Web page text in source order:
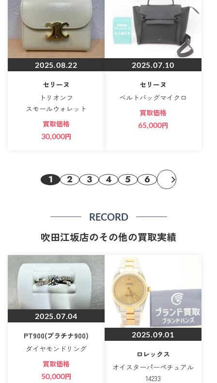
2025.08.22
セリーヌ
トリオンフ
スモールウォレット
買取価格
30,000円
2025.07.10
セリーヌ
ベルトバッグマイクロ
買取価格
65,000円
1 2 3 4 5 6
RECORD
吹田江坂店のその他の買取実績
2025.07.04
PT900(プラチナ900)
ダイヤモンドリング
買取価格
50,000円
2025.09.01
ロレックス
オイスターパーペチュアル
14233